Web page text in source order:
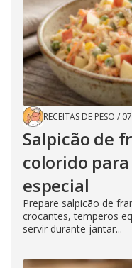
RECEITAS DE PESO /
Salpicão de
colorido
especial
Prepare salpicão de
crocantes, temperos
servir durante jantar...